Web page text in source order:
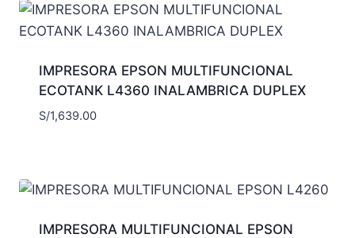
IMPRESORA EPSON MULTIFUNCIONAL
ECOTANK L4360 INALAMBRICA DUPLEX
S/1,639.00
IMPRESORA MULTIFUNCIONAL EPSON